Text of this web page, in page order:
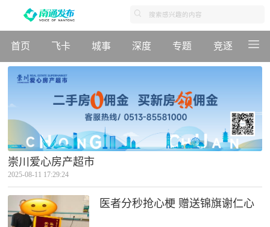
首页 飞卡 城事 深度 专题 竞逐
崇川爱心房产超市
2025-08-11 17:29:24
医者分秒抢心梗 赠送锦旗谢仁心